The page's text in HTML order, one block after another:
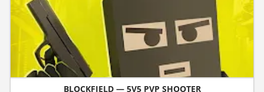
BLOCKFIELD — 5V5 PVP SHOOTER